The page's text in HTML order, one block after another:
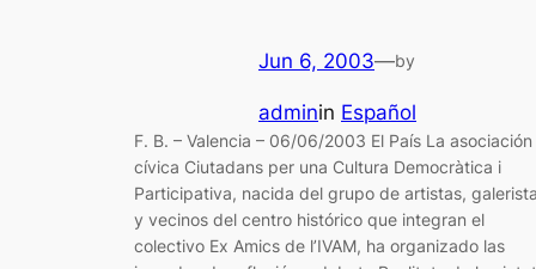
Jun 6, 2003—by
adminin Español
F. B. – Valencia – 06/06/2003 El País La asociación
cívica Ciutadans per una Cultura Democràtica i
Participativa, nacida del grupo de artistas,
y vecinos del centro histórico que integran el
colectivo Ex Amics de l’IVAM, ha organizado las